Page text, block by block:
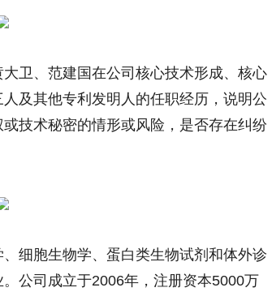
、范建国在公司核心技术形成、核心
及其他专利发明人的任职经历，说明公
技术秘密的情形或风险，是否存在纠纷
胞生物学、蛋白类生物试剂和体外诊
公司成立于2006年，注册资本5000万